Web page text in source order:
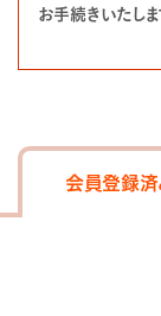
お手続きいたし
会員登録